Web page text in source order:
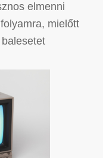
elmenni
mielőtt